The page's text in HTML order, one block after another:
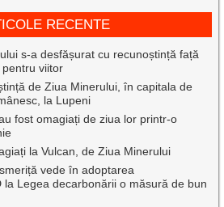
RECENTE
s-a desfășurat cu recunoștință față
viitor
de Ziua Minerului, în capitala de
la Lupeni
fost omagiați de ziua lor printr-o
la Vulcan, de Ziua Minerului
vede în adoptarea
la Legea decarbonării o măsură de bun